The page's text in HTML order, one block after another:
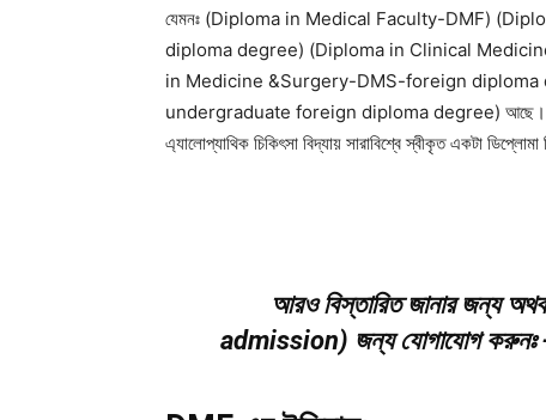
যেমনঃ (Diploma in Medical Faculty-DMF)
diploma degree) (Diploma in Clinical
in Medicine &Surgery-DMS-foreign
undergraduate foreign diploma degree) আছে।
এ্যালোপ্যাথিক চিকিৎসা বিদ্যায় সারাবিশ্বে স্বীকৃত একটা ডিপ্লোমা
আরও বিস্তারিত জানার জন্য
admission) জন্য যোগাযোগ